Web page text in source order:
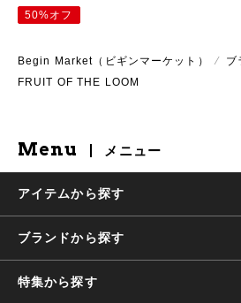
50%オフ
Begin Market（ビギンマーケット） ⁄ ブ
FRUIT OF THE LOOM
Menu メニュー
アイテムから探す
ブランドから探す
特集から探す